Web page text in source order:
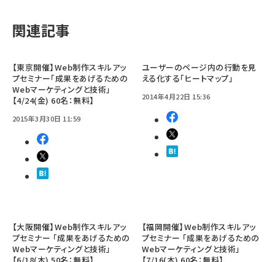
関連記事
【東京開催】Web制作スキルアッ
プセミナー「成果をあげるための
Webマーケティングと技術」
【4/24(金) 60名：無料】
2015年3月30日 11:59
ユーザーのページ内の行動を見
える化する「ヒートマップ」
2014年4月22日 15:36
【大阪開催】Web制作スキルアッ
プセミナー 「成果をあげるための
Webマーケティングと技術」
【6/18(木) 50名：無料】
【福岡開催】Web制作スキルアッ
プセミナー 「成果をあげるための
Webマーケティングと技術」
【7/16(木) 60名：無料】